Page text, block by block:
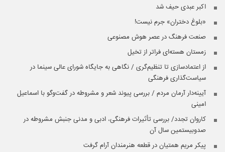
اکبر عبدی حیف شد
«بلوغ دختران» جرم نیست!
صنعت فرهنگ در عصر هوش مصنوعی
زمستان هسته‌ای فراتر از تخیل
از اعتمادسازی تا تنظیم‌گری / نگاهی به جایگاه شورای عالی سینما در
سیاست‌گذاری فرهنگی
آیینه‌‌دار آرمان مردم / بررسی پیوند شعر و مشروطه در گفت‌‌وگو با اسماعیل
امینی
کاروان تجدد/ بررسی تأثیرات فرهنگی، ادبی و مدنی جنبش مشروطه در
صدوبیستمین سال آن
پیکر مریم همتیان در قطعه هنرمندان آرام گرفت